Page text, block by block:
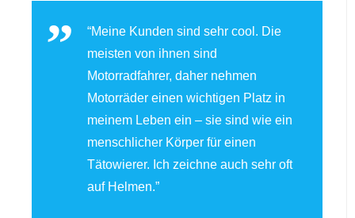
“Meine Kunden sind sehr cool. Die
meisten von ihnen sind
Motorradfahrer, daher nehmen
Motorräder einen wichtigen Platz in
meinem Leben ein – sie sind wie ein
menschlicher Körper für einen
Tätowierer. Ich zeichne auch sehr oft
auf Helmen.”